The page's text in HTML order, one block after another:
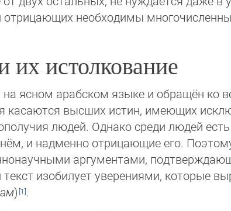
необходимы
их истолкование
ясном арабском языке и обращён ко
касаются высших истин, имеющих
людей. Однако среди людей
и надменно отрицающие его.
аргументами,
текст изо­би­лу­ет уверениями, которые
)
.